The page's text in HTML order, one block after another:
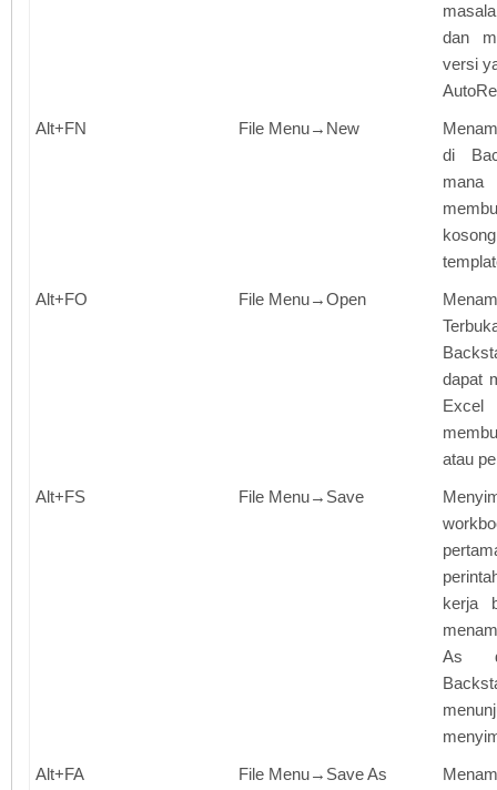
dan
versi
Alt+FN
File Menu→New
di
Alt+FO
File Menu→Open
dapat
atau
Alt+FS
File Menu→Save
kerja
As
Alt+FA
File Menu→Save As